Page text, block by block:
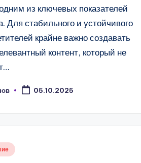
из ключевых показателей
Для стабильного и устойчивого
крайне важно создавать
контент, который не
05.10.2025